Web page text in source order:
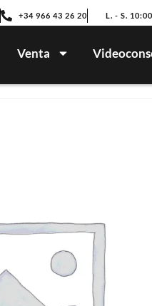
+34 966 43 26 20 L. - S.
Venta